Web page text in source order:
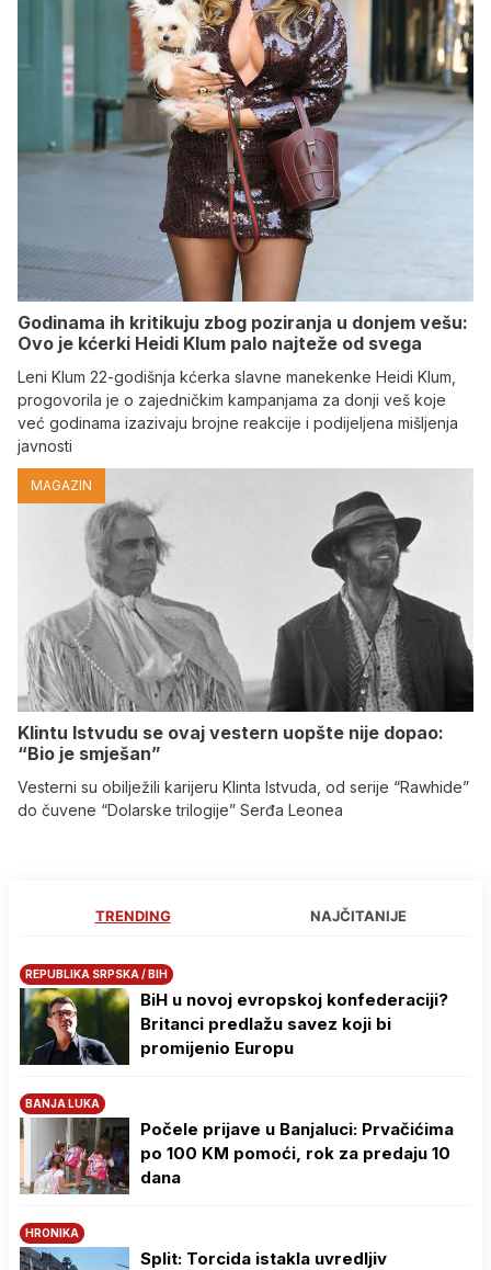
Godinama ih kritikuju zbog poziranja u donjem vešu:
Ovo je kćerki Heidi Klum palo najteže od svega
Leni Klum 22-godišnja kćerka slavne manekenke Heidi Klum,
progovorila je o zajedničkim kampanjama za donji veš koje
već godinama izazivaju brojne reakcije i podijeljena mišljenja
javnosti
MAGAZIN
Klintu Istvudu se ovaj vestern uopšte nije dopao:
“Bio je smješan”
Vesterni su obilježili karijeru Klinta Istvuda, od serije “Rawhide”
do čuvene “Dolarske trilogije” Serđa Leonea
TRENDING NAJČITANIJE
REPUBLIKA SRPSKA / BIH
BiH u novoj evropskoj konfederaciji?
Britanci predlažu savez koji bi
promijenio Europu
BANJA LUKA
Počele prijave u Banjaluci: Prvačićima
po 100 KM pomoći, rok za predaju 10
dana
HRONIKA
Split: Torcida istakla uvredljiv